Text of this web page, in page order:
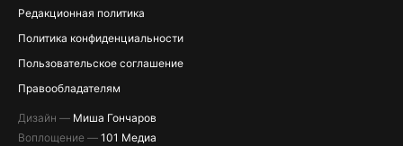
Редакционная политика
Политика конфиденциальности
Пользовательское соглашение
Правообладателям
Дизайн — Миша Гончаров
Воплощение — 101 Медиа